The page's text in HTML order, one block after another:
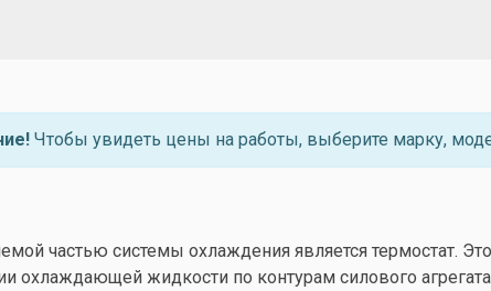
Чтобы увидеть цены на работы, выберите марку,
частью системы охлаждения является термостат.
охлаждающей жидкости по контурам силового